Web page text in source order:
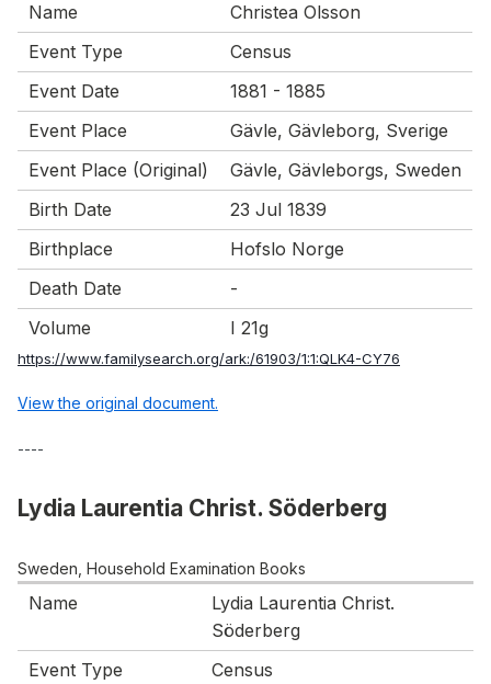
Name
Christea Olsson
Event Type
Census
Event Date
1881 - 1885
Event Place
Gävle, Gävleborg, Sverige
Event Place (Original)
Gävle, Gävleborgs, Sweden
Birth Date
23 Jul 1839
Birthplace
Hofslo Norge
Death Date
-
Volume
I 21g
https://www.familysearch.org/ark:/61903/1:1:QLK4-CY76
View the original document.
----
Lydia Laurentia Christ. Söderberg
Sweden, Household Examination Books
Name
Lydia Laurentia Christ.
Söderberg
Event Type
Census